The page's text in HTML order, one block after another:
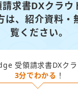
求書DXクラウ
は、紹介資料・
覧ください。
受領請求書DXク
3分でわかる ！